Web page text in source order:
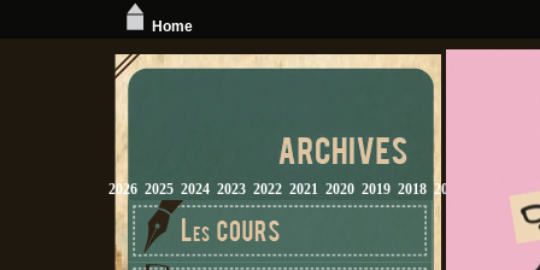
2026 2025 2024 2023 2022 2021 2020 2019 2018 2017 2015
Home